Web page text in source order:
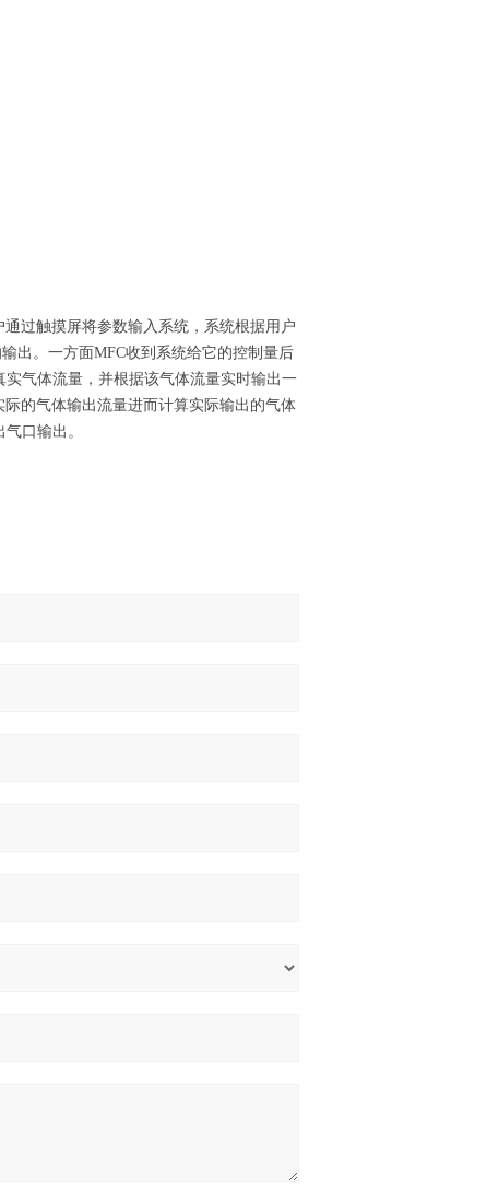
过触摸屏将参数输入系统，系统根据用户
出。一方面MFC收到系统给它的控制量后
气体流量，并根据该气体流量实时输出一
的气体输出流量进而计算实际输出的气体
口输出。